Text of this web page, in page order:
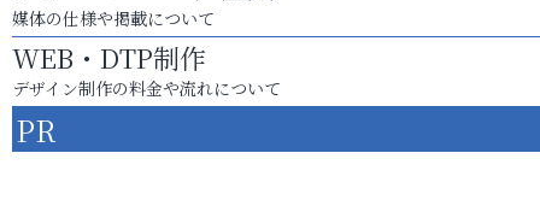
媒体の仕様や掲載について
WEB・DTP制作
デザイン制作の料金や流れについて
PR